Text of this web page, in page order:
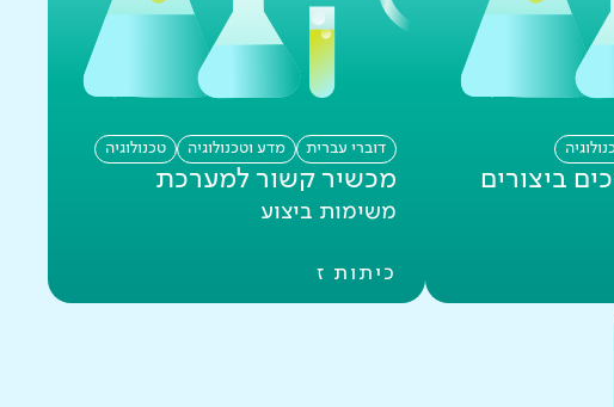
ביצורים
דוברי עברית מדע וטכנולוגיה טכנולוגיה
מכשיר קשור למערכת
משימות ביצוע
כיתות ז